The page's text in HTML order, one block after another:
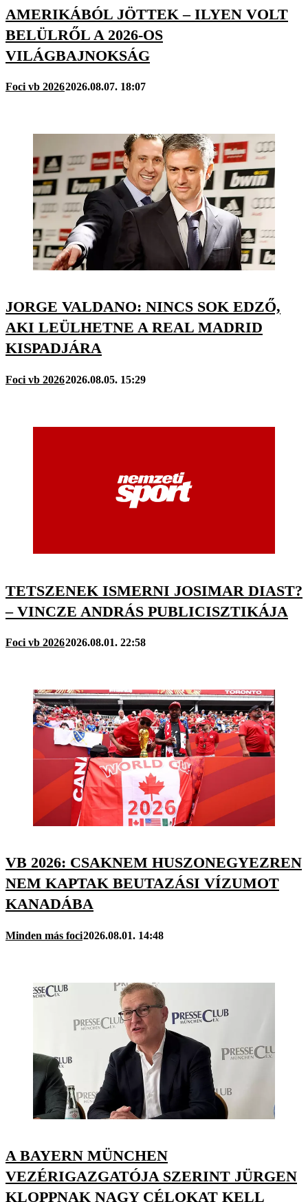
AMERIKÁBÓL JÖTTEK – ILYEN VOLT
BELÜLRŐL A 2026-OS
VILÁGBAJNOKSÁG
Foci vb 20262026.08.07. 18:07
JORGE VALDANO: NINCS SOK EDZŐ,
AKI LEÜLHETNE A REAL MADRID
KISPADJÁRA
Foci vb 20262026.08.05. 15:29
TETSZENEK ISMERNI JOSIMAR DIAST?
– VINCZE ANDRÁS PUBLICISZTIKÁJA
Foci vb 20262026.08.01. 22:58
VB 2026: CSAKNEM HUSZONEGYEZREN
NEM KAPTAK BEUTAZÁSI VÍZUMOT
KANADÁBA
Minden más foci2026.08.01. 14:48
A BAYERN MÜNCHEN
VEZÉRIGAZGATÓJA SZERINT JÜRGEN
KLOPPNAK NAGY CÉLOKAT KELL